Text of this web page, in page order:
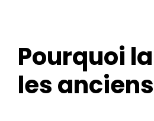
Pourquoi
les